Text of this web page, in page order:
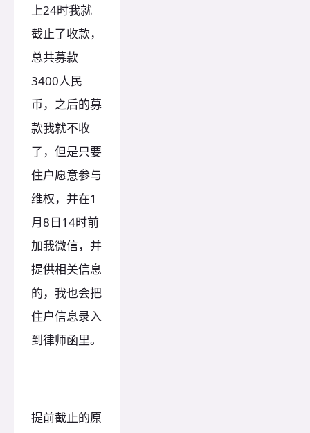
上24时我就
截止了收款，
总共募款
3400人民
币，之后的募
款我就不收
了，但是只要
住户愿意参与
维权，并在1
月8日14时前
加我微信，并
提供相关信息
的，我也会把
住户信息录入
到律师函里。
提前截止的原